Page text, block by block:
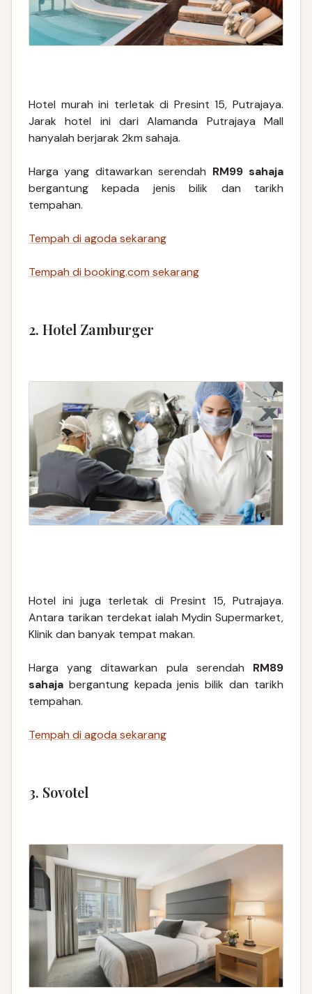
Hotel murah ini terletak di Presint 15, Putrajaya.
Jarak hotel ini dari Alamanda Putrajaya Mall
hanyalah berjarak 2km sahaja.
Harga yang ditawarkan serendah RM99 sahaja
bergantung kepada jenis bilik dan tarikh
tempahan.
Tempah di agoda sekarang
Tempah di booking.com sekarang
2. Hotel Zamburger
Hotel ini juga terletak di Presint 15, Putrajaya.
Antara tarikan terdekat ialah Mydin Supermarket,
Klinik dan banyak tempat makan.
Harga yang ditawarkan pula serendah RM89
sahaja bergantung kepada jenis bilik dan tarikh
tempahan.
Tempah di agoda sekarang
3. Sovotel